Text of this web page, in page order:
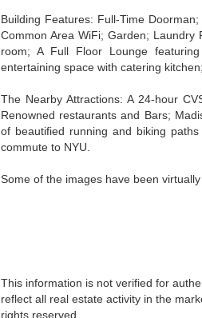
Building Features: Full-Time
Common Area WiFi; Garden;
room; A Full Floor Lounge
entertaining space with catering
The Nearby Attractions: A 24-hour
Renowned restaurants and Bars;
of beautified running and biking
commute to NYU.
Some of the images have been virtually
This information is not verified for
reflect all real estate activity in the
rights reserved.